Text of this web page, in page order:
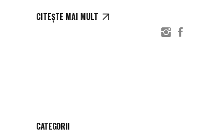
CITEȘTE MAI MULT
CATEGORII